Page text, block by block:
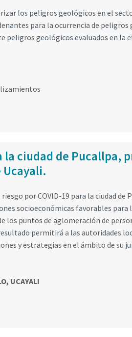
los peligros geológicos en el
para la ocurrencia de peligros
peligros geológicos evaluados en la
la ciudad de Pucallpa,
por COVID-19 para la ciudad de
socioeconómicas favorables para
los puntos de aglomeración de
permitirá a las autoridades
y estrategias en el ámbito de su
UCAYALI